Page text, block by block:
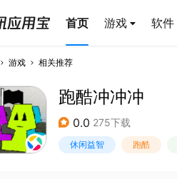
首页 游戏 软件
游戏 相关推荐
跑酷冲冲冲
0.0 275下载
休闲益智 跑酷